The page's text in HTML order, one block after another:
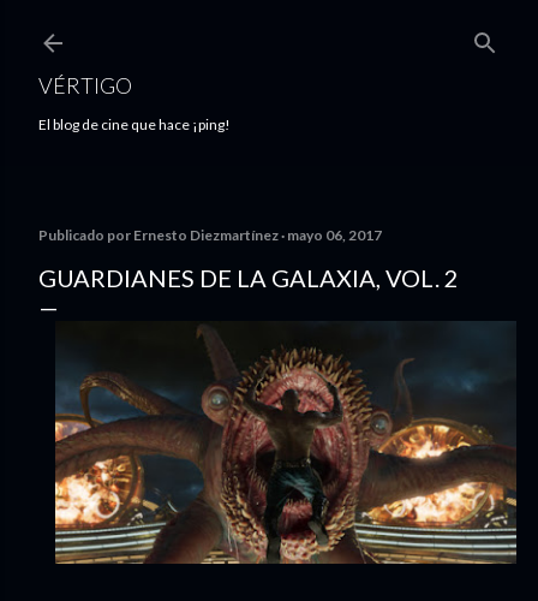
VÉRTIGO
El blog de cine que hace ¡ping!
Publicado por Ernesto Diezmartínez mayo 06, 2017
GUARDIANES DE LA GALAXIA, VOL. 2